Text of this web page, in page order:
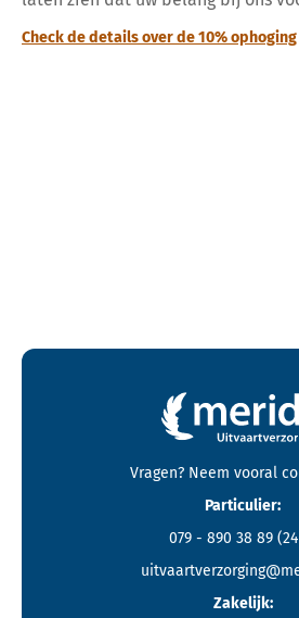
Check de details over de 10% ophoging
Contactgegevens en footer menu van
Vragen? Neem vooral
Particulier:
079 - 890 38 89
Zakelijk: